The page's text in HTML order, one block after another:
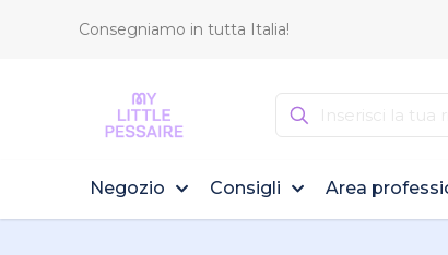
Consegniamo in tutta Italia!
Negozio Consigli Area